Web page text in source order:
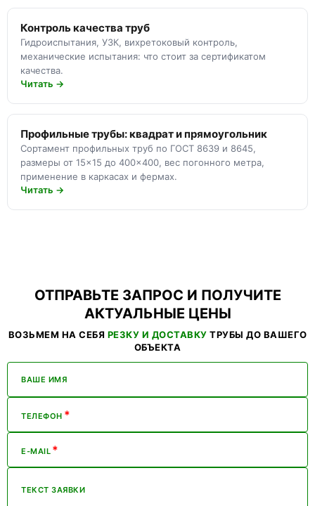
Контроль качества труб
Гидроиспытания, УЗК, вихретоковый контроль,
механические испытания: что стоит за сертификатом
качества.
Читать →
Профильные трубы: квадрат и прямоугольник
Сортамент профильных труб по ГОСТ 8639 и 8645,
размеры от 15×15 до 400×400, вес погонного метра,
применение в каркасах и фермах.
Читать →
ОТПРАВЬТЕ ЗАПРОС И ПОЛУЧИТЕ
АКТУАЛЬНЫЕ ЦЕНЫ
ВОЗЬМЕМ НА СЕБЯ РЕЗКУ И ДОСТАВКУ ТРУБЫ ДО ВАШЕГО
ОБЪЕКТА
ВАШЕ ИМЯ
ТЕЛЕФОН *
E-MAIL *
ТЕКСТ ЗАЯВКИ